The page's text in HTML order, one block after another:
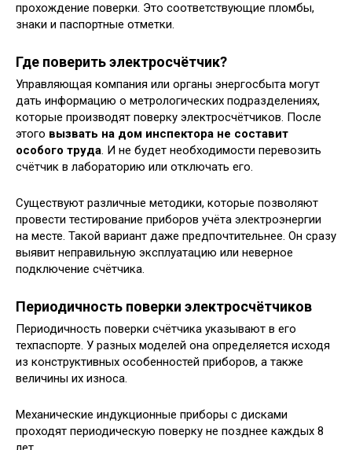
прохождение поверки. Это соответствующие пломбы,
знаки и паспортные отметки.
Где поверить электросчётчик?
Управляющая компания или органы энергосбыта могут
дать информацию о метрологических подразделениях,
которые производят поверку электросчётчиков. После
этого вызвать на дом инспектора не составит
особого труда. И не будет необходимости перевозить
счётчик в лабораторию или отключать его.
Существуют различные методики, которые позволяют
провести тестирование приборов учёта электроэнергии
на месте. Такой вариант даже предпочтительнее. Он сразу
выявит неправильную эксплуатацию или неверное
подключение счётчика.
Периодичность поверки электросчётчиков
Периодичность поверки счётчика указывают в его
техпаспорте. У разных моделей она определяется исходя
из конструктивных особенностей приборов, а также
величины их износа.
Механические индукционные приборы с дисками
проходят периодическую поверку не позднее каждых 8